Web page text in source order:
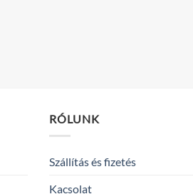
RÓLUNK
Szállítás és fizetés
Kacsolat